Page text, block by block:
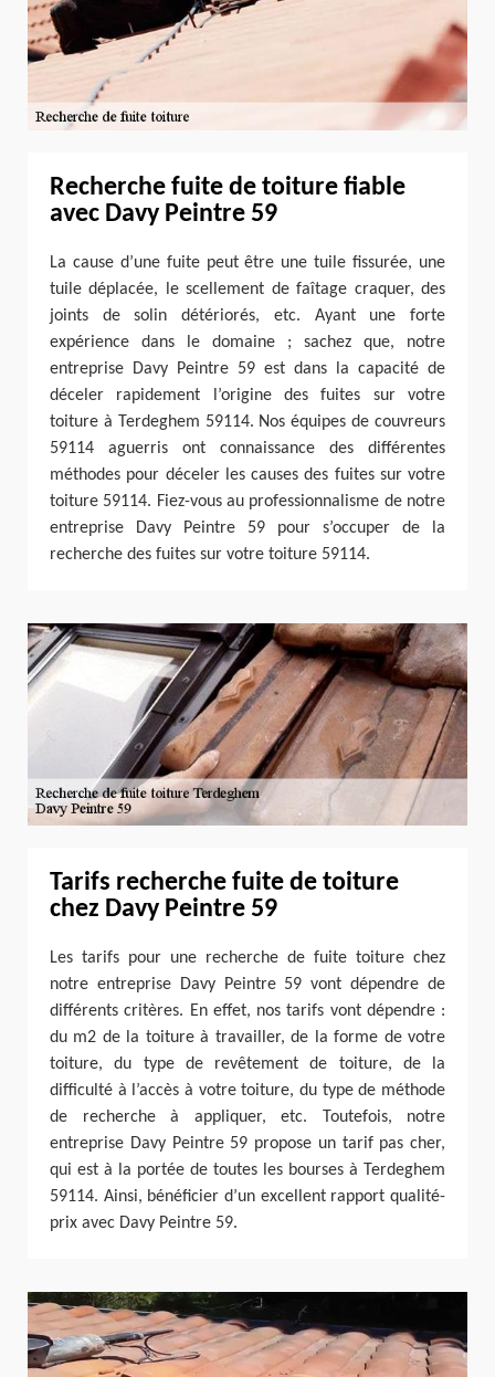
Recherche fuite de toiture fiable
avec Davy Peintre 59
La cause d’une fuite peut être une tuile fissurée, une
tuile déplacée, le scellement de faîtage craquer, des
joints de solin détériorés, etc. Ayant une forte
expérience dans le domaine ; sachez que, notre
entreprise Davy Peintre 59 est dans la capacité de
déceler rapidement l’origine des fuites sur votre
toiture à Terdeghem 59114. Nos équipes de couvreurs
59114 aguerris ont connaissance des différentes
méthodes pour déceler les causes des fuites sur votre
toiture 59114. Fiez-vous au professionnalisme de notre
entreprise Davy Peintre 59 pour s’occuper de la
recherche des fuites sur votre toiture 59114.
Tarifs recherche fuite de toiture
chez Davy Peintre 59
Les tarifs pour une recherche de fuite toiture chez
notre entreprise Davy Peintre 59 vont dépendre de
différents critères. En effet, nos tarifs vont dépendre :
du m2 de la toiture à travailler, de la forme de votre
toiture, du type de revêtement de toiture, de la
difficulté à l’accès à votre toiture, du type de méthode
de recherche à appliquer, etc. Toutefois, notre
entreprise Davy Peintre 59 propose un tarif pas cher,
qui est à la portée de toutes les bourses à Terdeghem
59114. Ainsi, bénéficier d’un excellent rapport qualité-
prix avec Davy Peintre 59.